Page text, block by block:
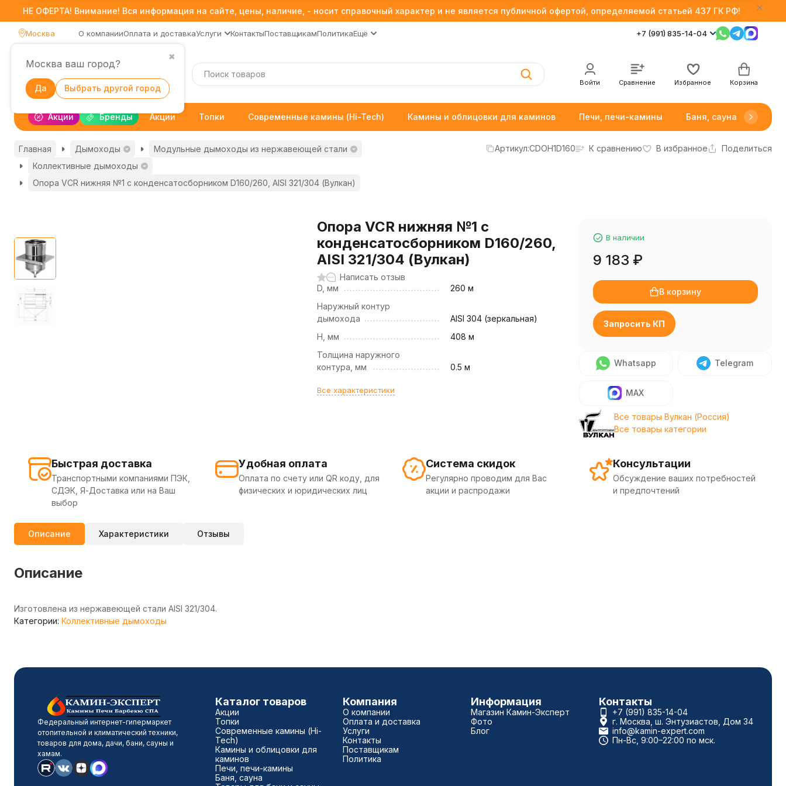
НЕ ОФЕРТА! Внимание! Вся информация на сайте, цены, наличие, - носит справочный характер и не является публичной офертой, определяемой статьей 437 ГК РФ!
Москва
✖
Москва ваш город?
Да Выбрать другой город
О компанииОплата и доставкаУслуги КонтактыПоставщикамПолитикаЕщё +7 (991) 835-14-04
Войти Сравнение Избранное Корзина
Акции Бренды Акции Топки Современные камины (Hi-Tech) Камины и облицовки для каминов Печи, печи-камины Баня, сауна
Главная Дымоходы
Модульные дымоходы из нержавеющей стали
Коллективные дымоходы
Опора VCR нижняя №1 с конденсатосборником D160/260, AISI 321/304 (Вулкан)
Артикул:CDOH1D160 К сравнению В избранное Поделиться
Опора VCR нижняя №1 с
конденсатосборником D160/260,
AISI 321/304 (Вулкан)
Написать отзыв
D, мм
260 м
Наружный контур
дымохода
AISI 304 (зеркальная)
H, мм
408 м
Толщина наружного
контура, мм
0.5 м
Все характеристики
В наличии
9 183 ₽
В корзину
Запросить КП
Whatsapp Telegram
MAX
Все товары Вулкан (Россия)
Все товары категории
Быстрая доставка
Транспортными компаниями ПЭК,
СДЭК, Я-Доставка или на Ваш
выбор
Удобная оплата
Оплата по счету или QR коду, для
физических и юридических лиц
Система скидок
Регулярно проводим для Вас
акции и распродажи
Консультации
Обсуждение ваших потребностей
и предпочтений
Описание Характеристики Отзывы
Описание
Изготовлена из нержавеющей стали AISI 321/304.
Категории: Коллективные дымоходы
Федеральный интернет-гипермаркет
отопительной и климатический техники,
товаров для дома, дачи, бани, сауны и
хамам.
Каталог товаров
Акции
Топки
Современные камины (Hi-
Tech)
Камины и облицовки для
каминов
Печи, печи-камины
Баня, сауна
Компания
О компании
Оплата и доставка
Услуги
Контакты
Поставщикам
Политика
Информация
Магазин Камин-Эксперт
Фото
Блог
Контакты
+7 (991) 835-14-04
г. Москва, ш. Энтузиастов, Дом 34
info@kamin-expert.com
Пн-Вс, 9:00–22:00 по мск.